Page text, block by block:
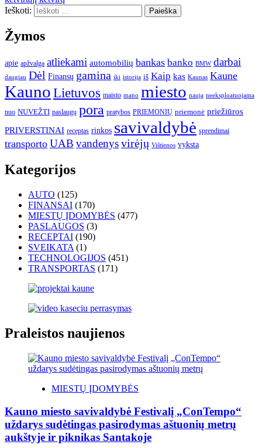
Ieškoti:
Žymos
apie apžvalga atliekami automobilių bankas banko BMW darbai
daugiau Dėl Finansų gamina iki istorija iš Kaip kas Kaunas Kaune
KaunoLietuvos maisto mano miesto naują neeksploatuojama
nuo NUVEŽTI paslaugų pora pratybos PRIEMONIŲ priemonė priežiūros
PRIVERSTINAI receptas rinkos savivaldybė sprendimai
transporto UAB vandenysvirėjų Vištienos vyksta
Kategorijos
AUTO (125)
FINANSAI (170)
MIESTŲ ĮDOMYBĖS (477)
PASLAUGOS (3)
RECEPTAI (190)
SVEIKATA (1)
TECHNOLOGIJOS (451)
TRANSPORTAS (171)
Praleistos naujienos
MIESTŲ ĮDOMYBĖS
Kauno miesto savivaldybė Festivalį „ConTempo“
uždarys sudėtingas pasirodymas aštuonių metrų
aukštyje ir piknikas Santakoje